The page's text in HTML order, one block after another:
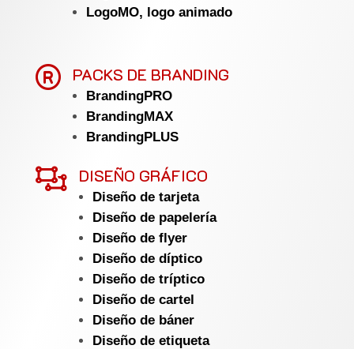
LogoMO, logo animado
 PACKS DE BRANDING
BrandingPRO
BrandingMAX
BrandingPLUS
 DISEÑO GRÁFICO
Diseño de tarjeta
Diseño de papelería
Diseño de flyer
Diseño de díptico
Diseño de tríptico
Diseño de cartel
Diseño de báner
Diseño de etiqueta